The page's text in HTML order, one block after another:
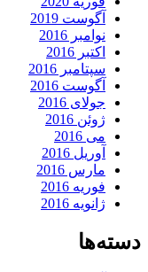
آگوست 2019
نوامبر 2016
اکتبر 2016
سپتامبر 2016
آگوست 2016
جولای 2016
ژوئن 2016
می 2016
آوریل 2016
مارس 2016
فوریه 2016
ژانویه 2016
دسته‌ها